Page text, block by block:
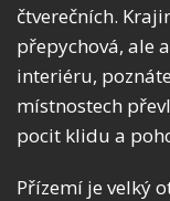
čtverečních.
přepychová, ale
interiéru,
místnostech
pocit klidu a
Přízemí je velký